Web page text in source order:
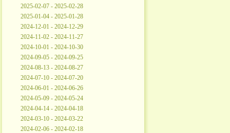
2025-02-07 - 2025-02-28
2025-01-04 - 2025-01-28
2024-12-01 - 2024-12-29
2024-11-02 - 2024-11-27
2024-10-01 - 2024-10-30
2024-09-05 - 2024-09-25
2024-08-13 - 2024-08-27
2024-07-10 - 2024-07-20
2024-06-01 - 2024-06-26
2024-05-09 - 2024-05-24
2024-04-14 - 2024-04-18
2024-03-10 - 2024-03-22
2024-02-06 - 2024-02-18